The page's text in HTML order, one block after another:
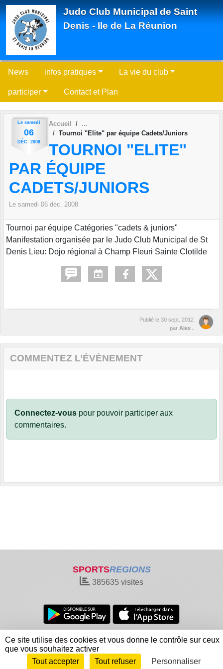
Judo Club Municipal de Saint
Denis - Ile de La Réunion
News infos pratiques La vie du club
participer Contact et Plan
Le samedi
06
DÉC. 2008
Accueil
Tournoi "Elite" par équipe Cadets/Juniors
TOURNOI "ELITE"
PAR ÉQUIPE
CADETS/JUNIORS
Le samedi 06 déc. 2008
Tournoi par équipe Catégories "cadets & juniors"
Manifestation organisée par le Judo Club Municipal de St
Denis Lieu: Dojo régional à Champ Fleuri Sainte Clotilde
Publié le 30 sept. 2012
par Alex .
COMMENTEZ L’ÉVÈNEMENT
Connectez-vous pour pouvoir participer aux
commentaires.
SPORTSREGIONS
385635 visites
Charte cookies
Gestion des cookies
Informations légales
Signaler un contenu inapproprié
Envie de participer ?
Connexion
Panneau de gestion des cookies
Ce site utilise des cookies et vous donne le contrôle sur ceux
que vous souhaitez activer
Tout accepter
Tout refuser Personnaliser